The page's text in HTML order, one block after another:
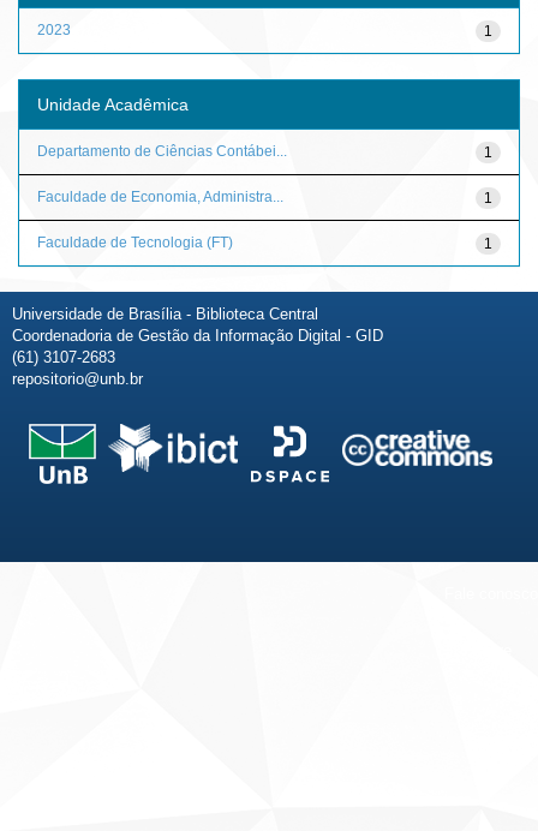
1
2023
Unidade Acadêmica
1
Departamento de Ciências Contábei...
1
Faculdade de Economia, Administra...
1
Faculdade de Tecnologia (FT)
Universidade de Brasília - Biblioteca Central
Coordenadoria de Gestão da Informação Digital - GID
(61) 3107-2683
repositorio@unb.br